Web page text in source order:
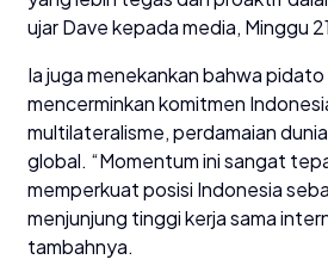
ujar Dave kepada media, Minggu
Ia juga menekankan bahwa
mencerminkan komitmen
multilateralisme, perdamaian
global. “Momentum ini sangat
memperkuat posisi Indonesia
menjunjung tinggi kerja sama
tambahnya.